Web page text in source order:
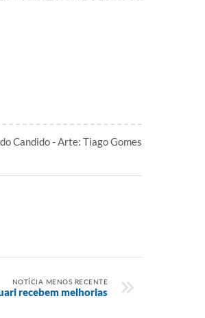
Candido - Arte: Tiago Gomes
NOTÍCIA MENOS RECENTE
recebem melhorias